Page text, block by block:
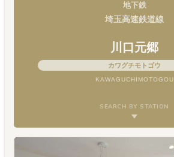
地下鉄
埼玉高速鉄道線
川口元郷
カワグチモトゴウ
KAWAGUCHIMOTOGOU
SEARCH BY STATION